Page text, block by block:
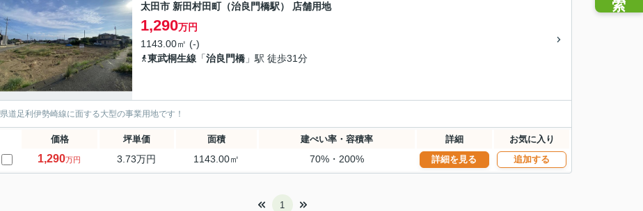
太田市 新田村田町（治良門橋駅） 店舗用地
1,290万円
1143.00㎡ (-)
東武桐生線 「治良門橋 」駅 徒歩31分
県道足利伊勢崎線に面する大型の事業用地です！
価格 坪単価 面積 建ぺい率・容積率 詳細 お気に入り
1,290万円 3.73万円 1143.00㎡ 70%・200% 詳細を見る 追加する
1